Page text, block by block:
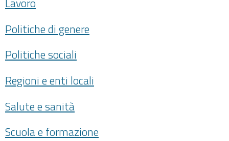
Politiche di genere
Politiche sociali
Regioni e enti locali
Salute e sanità
Scuola e formazione